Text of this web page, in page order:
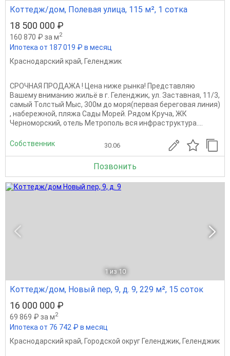
Коттедж/дом, Полевая улица, 115 м², 1 сотка
18 500 000 ₽
160 870 ₽ за м2
Ипотека от 187 019 ₽ в месяц
Краснодарский край, Геленджик
СРОЧНАЯ ПРОДАЖА ! Цена ниже рынка! Представляю
Вашему вниманию жильё в г. Геленджик, ул. Заставная, 11/3,
самый Толстый Мыс, 300м до моря(первая береговая линия)
, набережной, пляжа Сады Морей. Рядом Круча, ЖК
Черноморский, отель Метрополь вся инфраструктура....
Собственник 30.06
Позвонить
1 из 10
Коттедж/дом, Новый пер, 9, д. 9, 229 м², 15 соток
16 000 000 ₽
69 869 ₽ за м2
Ипотека от 76 742 ₽ в месяц
Краснодарский край, Городской округ Геленджик, Геленджик